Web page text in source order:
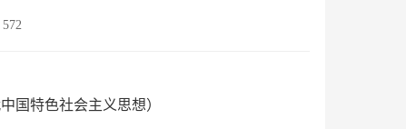
国特色社会主义思想）